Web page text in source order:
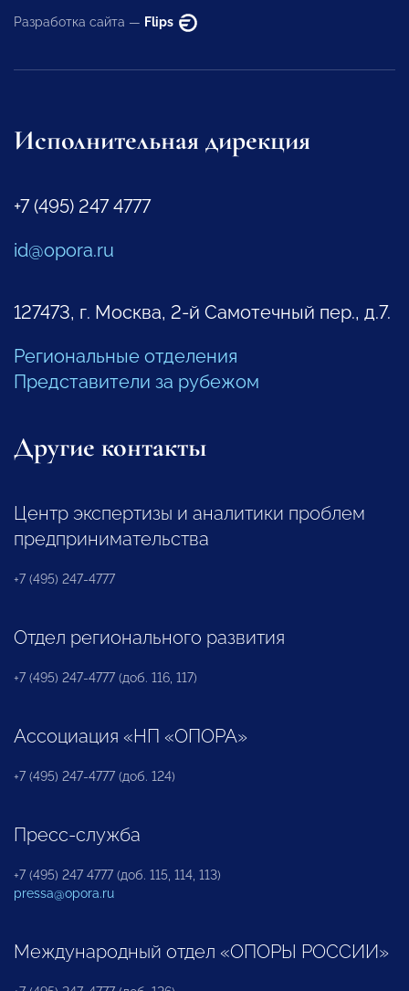
Разработка сайта — Flips
Исполнительная дирекция
+7 (495) 247 4777
id@opora.ru
127473, г. Москва, 2-й Самотечный пер., д.7.
Региональные отделения
Представители за рубежом
Другие контакты
Центр экспертизы и аналитики проблем
предпринимательства
+7 (495) 247-4777
Отдел регионального развития
+7 (495) 247-4777 (доб. 116, 117)
Ассоциация «НП «ОПОРА»
+7 (495) 247-4777 (доб. 124)
Пресс-служба
+7 (495) 247 4777 (доб. 115, 114, 113)
pressa@opora.ru
Международный отдел «ОПОРЫ РОССИИ»